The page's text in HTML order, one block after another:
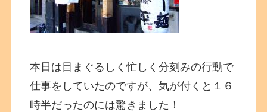
本日は目まぐるしく忙しく分刻みの行動で
仕事をしていたのですが、気が付くと１６
時半だったのには驚きました！